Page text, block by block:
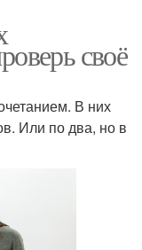
своё
В них
Или по два, но в